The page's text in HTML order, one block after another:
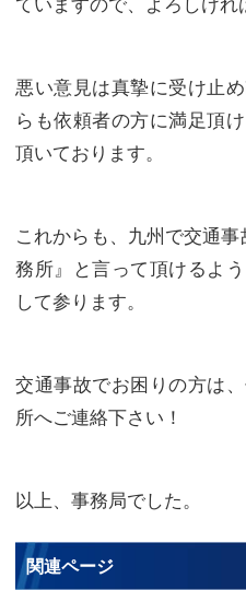
悪い意見は真摯に受け止
らも依頼者の方に満足頂
頂いております。
これからも、九州で交通
務所』と言って頂けるよ
して参ります。
交通事故でお困りの方は
所へご連絡下さい！
以上、事務局でした。
関連ページ